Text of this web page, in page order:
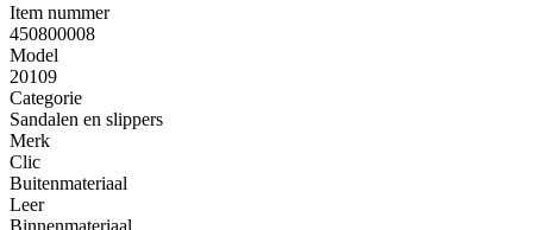
Item nummer
450800008
Model
20109
Categorie
Sandalen en slippers
Merk
Clic
Buitenmateriaal
Leer
Binnenmateriaal